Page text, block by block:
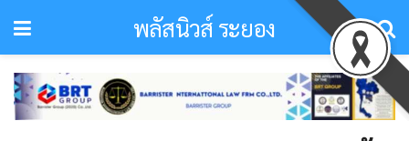
พลัสนิวส์ ระยอง